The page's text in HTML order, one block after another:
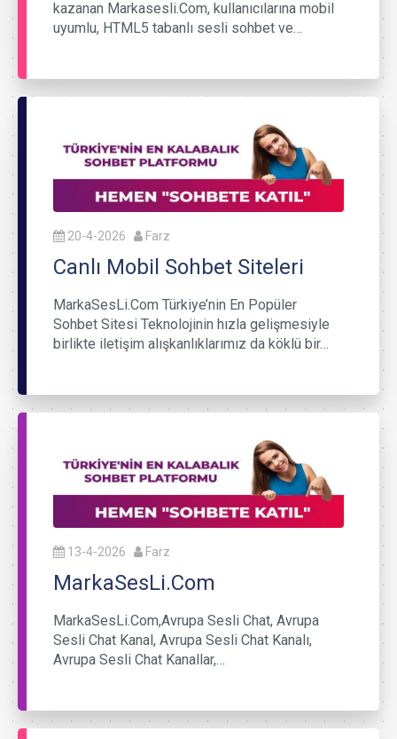
kazanan Markasesli.Com, kullanıcılarına mobil
uyumlu, HTML5 tabanlı sesli sohbet ve…
20-4-2026 Farz
Canlı Mobil Sohbet Siteleri
MarkaSesLi.Com Türkiye’nin En Popüler
Sohbet Sitesi Teknolojinin hızla gelişmesiyle
birlikte iletişim alışkanlıklarımız da köklü bir…
13-4-2026 Farz
MarkaSesLi.Com
MarkaSesLi.Com,Avrupa Sesli Chat, Avrupa
Sesli Chat Kanal, Avrupa Sesli Chat Kanalı,
Avrupa Sesli Chat Kanallar,…